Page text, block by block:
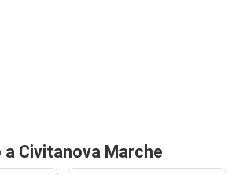
a Civitanova Marche